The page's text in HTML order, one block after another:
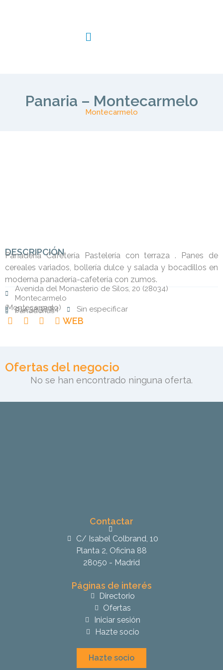
Panaria – Montecarmelo
Montecarmelo
DESCRIPCIÓN
Panadería Cafetería Pastelería con terraza . Panes de
cereales variados, bollería dulce y salada y bocadillos en
moderna panadería-cafetería con zumos.
Avenida del Monasterio de Silos, 20 (28034)
Montecarmelo
(Montecarmelo)
914 32 38 84 Sin especificar
Panaderías
WEB
Ofertas del negocio
No se han encontrado ninguna oferta.
Contactar
C/ Isabel Colbrand, 10
Planta 2, Oficina 88
28050 - Madrid
Páginas de interés
Directorio
Ofertas
Iniciar sesión
Hazte socio
Hazte socio